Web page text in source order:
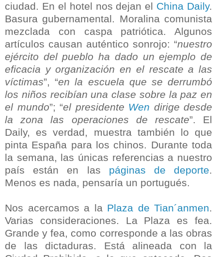
ciudad. En el hotel nos dejan el China Daily.
Basura gubernamental. Moralina comunista
mezclada con caspa patriótica. Algunos
artículos causan auténtico sonrojo: “nuestro
ejército del pueblo ha dado un ejemplo de
eficacia y organización en el rescate a las
víctimas”, “en la escuela que se derrumbó
los niños recibían una clase sobre la paz en
el mundo”; “el presidente Wen dirige desde
la zona las operaciones de rescate”. El
Daily, es verdad, muestra también lo que
pinta España para los chinos. Durante toda
la semana, las únicas referencias a nuestro
país están en las páginas de deporte.
Menos es nada, pensaría un portugués.
Nos acercamos a la Plaza de Tian´anmen.
Varias consideraciones. La Plaza es fea.
Grande y fea, como corresponde a las obras
de las dictaduras. Está alineada con la